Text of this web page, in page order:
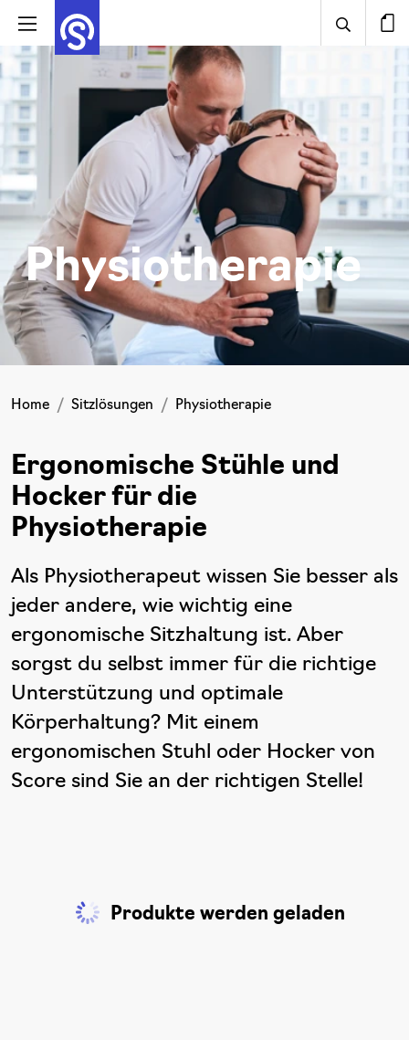
Physiotherapie
Home Sitzlösungen Physiotherapie
Ergonomische Stühle und
Hocker für die
Physiotherapie
Als Physiotherapeut wissen Sie besser als
jeder andere, wie wichtig eine
ergonomische Sitzhaltung ist. Aber
sorgst du selbst immer für die richtige
Unterstützung und optimale
Körperhaltung? Mit einem
ergonomischen Stuhl oder Hocker von
Score sind Sie an der richtigen Stelle!
Produkte werden geladen